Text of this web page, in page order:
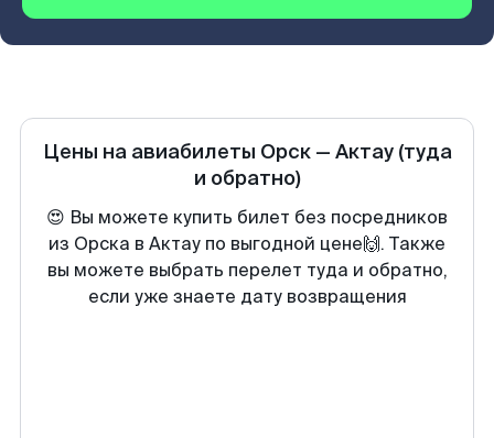
Цены на авиабилеты Орск— Актау (туда
и обратно)
😍 Вы можете купить билет без посредников
из Орска в Актау по выгодной цене🙌. Также
вы можете выбрать перелет туда и обратно,
если уже знаете дату возвращения